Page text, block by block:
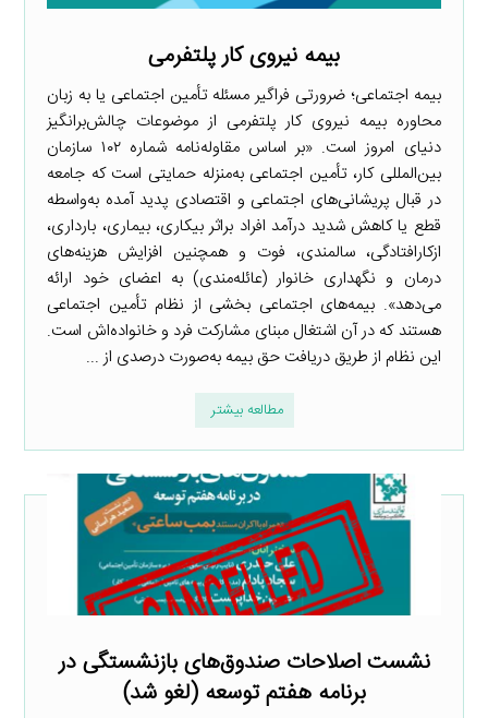
بیمه نیروی کار پلتفرمی
بیمه اجتماعی؛ ضرورتی فراگیر مسئله تأمین اجتماعی یا به زبان
محاوره بیمه نیروی کار پلتفرمی از موضوعات چالش‌برانگیز
دنیای امروز است. «بر اساس مقاوله‌نامه شماره ۱۰۲ سازمان
بین‌المللی کار، تأمین اجتماعی به‌منزله حمایتی است که جامعه
در قبال پریشانی‌های اجتماعی و اقتصادی پدید آمده به‌واسطه
قطع یا کاهش شدید درآمد افراد براثر بیکاری، بیماری، بارداری،
ازکارافتادگی، سالمندی، فوت و همچنین افزایش هزینه‌های
درمان و نگهداری خانوار (عائله‌مندی) به اعضای خود ارائه
می‌دهد». بیمه‌های اجتماعی بخشی از نظام تأمین اجتماعی
هستند که در آن اشتغال مبنای مشارکت فرد و خانواده‌اش است.
این نظام از طریق دریافت حق بیمه به‌صورت درصدی از ...
مطالعه بیشتر
نشست اصلاحات صندوق‌های بازنشستگی در
برنامه هفتم توسعه (لغو شد)